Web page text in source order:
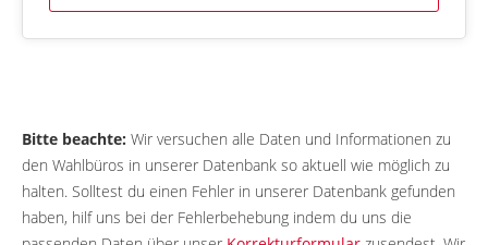
Bitte beachte: Wir versuchen alle Daten und Informationen zu
den Wahlbüros in unserer Datenbank so aktuell wie möglich zu
halten. Solltest du einen Fehler in unserer Datenbank gefunden
haben, hilf uns bei der Fehlerbehebung indem du uns die